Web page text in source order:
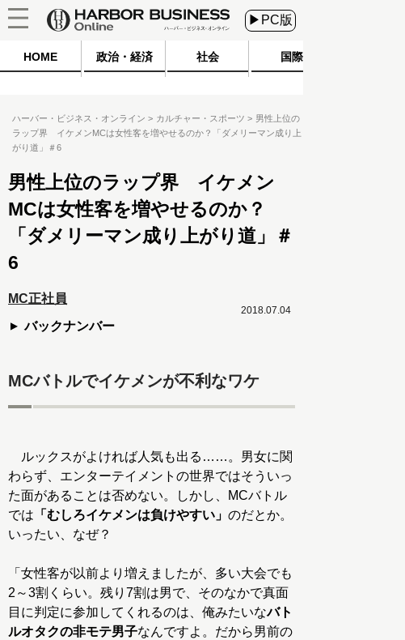
▶PC版
HOME 政治・経済 社会 国際
ハーバー・ビジネス・オンライン カルチャー・スポーツ
男性上位の
ラップ界 イケメンMCは女性客を増やせるのか？「ダメリーマン成り上
がり道」＃6
男性上位のラップ界 イケメン
MCは女性客を増やせるのか？
「ダメリーマン成り上がり道」＃
6
MC正社員
バックナンバー
2018.07.04
MCバトルでイケメンが不利なワケ
ルックスがよければ人気も出る……。男女に関
わらず、エンターテイメントの世界ではそういっ
た面があることは否めない。しかし、MCバトル
では 「むしろイケメンは負けやすい」 のだとか。
いったい、なぜ？
「女性客が以前より増えましたが、多い大会でも
2～3割くらい。残り7割は男で、そのなかで真面
目に判定に参加してくれるのは、俺みたいなバト
ルオタクの非モテ男子なんですよ。だから男前の